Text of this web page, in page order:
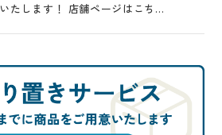
いたします！ 店舗ページはこち…